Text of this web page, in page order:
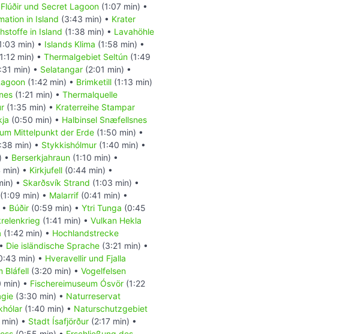
Flúðir und Secret Lagoon (1:07 min) •
in Island (3:43 min) • Krater
in Island (1:38 min) • Lavahöhle
min) • Islands Klima (1:58 min) •
min) • Thermalgebiet Seltún (1:49
min) • Selatangar (2:01 min) •
(1:42 min) • Brimketill (1:13 min)
(1:21 min) • Thermalquelle
(1:35 min) • Kraterreihe Stampar
(0:50 min) • Halbinsel Snæfellsnes
Mittelpunkt der Erde (1:50 min) •
min) • Stykkishólmur (1:40 min) •
• Berserkjahraun (1:10 min) •
min) • Kirkjufell (0:44 min) •
• Skarðsvík Strand (1:03 min) •
(1:09 min) • Malarrif (0:41 min) •
Búðir (0:59 min) • Ytri Tunga (0:45
(1:41 min) • Vulkan Hekla
(1:42 min) • Hochlandstrecke
Die isländische Sprache (3:21 min) •
min) • Hveravellir und Fjalla
Bláfell (3:20 min) • Vogelfelsen
min) • Fischereimuseum Ósvör (1:22
(3:30 min) • Naturreservat
(1:40 min) • Naturschutzgebiet
• Stadt Ísafjörður (2:17 min) •